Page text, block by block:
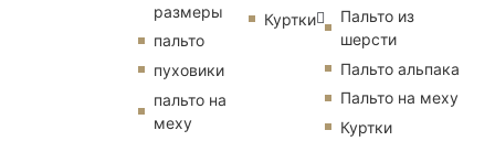
размеры
пальто
пуховики
пальто на
меху
Куртки
Пальто из
шерсти
Пальто альпака
Пальто на меху
Куртки